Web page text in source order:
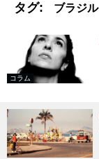
タグ: ブラジル
コラム